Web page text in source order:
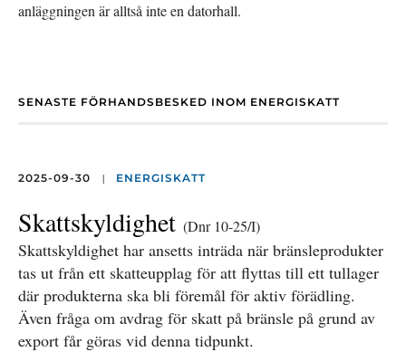
anläggningen är alltså inte en datorhall.
SENASTE FÖRHANDSBESKED INOM ENERGISKATT
2025-09-30 | ENERGISKATT
Skattskyldighet (Dnr 10-25/I)
Skattskyldighet har ansetts inträda när bränsleprodukter
tas ut från ett skatteupplag för att flyttas till ett tullager
där produkterna ska bli föremål för aktiv förädling.
Även fråga om avdrag för skatt på bränsle på grund av
export får göras vid denna tidpunkt.